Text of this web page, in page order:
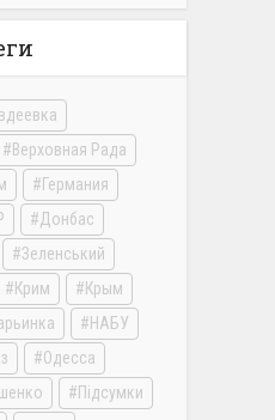
Верховная Рада
Германия
Донбас
Зеленський
Крим
Крым
НАБУ
Одесса
Підсумки